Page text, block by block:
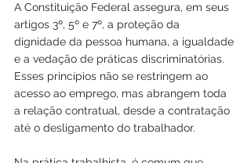
A Constituição Federal assegura, em seus
artigos 3º, 5º e 7º, a proteção da
dignidade da pessoa humana, a igualdade
e a vedação de práticas discriminatórias.
Esses princípios não se restringem ao
acesso ao emprego, mas abrangem toda
a relação contratual, desde a contratação
até o desligamento do trabalhador.